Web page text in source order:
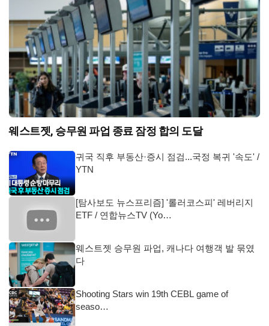
웨스트젯, 승무원 파업 종료 잠정 합의 도달
귀국 직후 부동산·증시 점검...국정 복귀 '속도' /
YTN
[탐사보도 뉴스프리즘] '롤러코스피' 레버리지
ETF / 연합뉴스TV (Yo…
웨스트젯 승무원 파업, 캐나다 여행객 발 묶였
다
Shooting Stars win 19th CEBL game of
seaso…